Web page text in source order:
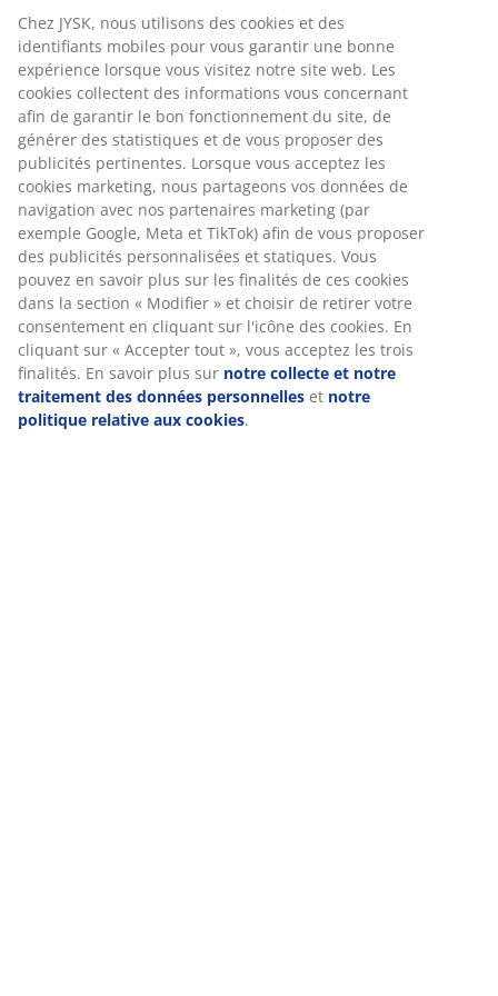
aurez largement le temps de préparer tous les
cadeaux sans vous sentir stressé. Profitez des soldes
tout au long de l'année, et si vous commencez à
planifier Noël en novembre, Black Friday est un bon
jour pour acheter la plupart des cadeaux. Acheter tôt
signifie souvent que vous pouvez économiser de
l'argent et éviter de payer le prix complet.
Lisez plus sur Black Friday chez JYSK
5. N'attendez pas la dernière minute
Ce conseil est similaire au précédent. De nombreuses
personnes finissent par faire des achats de dernière
minute parce qu'elles remettent à plus tard l'inévitable.
Préparez plutôt un plan de Noël comme nous vous le
Chez JYSK, nous utilisons des cookies et des
identifiants mobiles pour vous garantir une bonne
expérience lorsque vous visitez notre site web. Les
cookies collectent des informations vous concernant
afin de garantir le bon fonctionnement du site, de
générer des statistiques et de vous proposer des
publicités pertinentes. Lorsque vous acceptez les
cookies marketing, nous partageons vos données de
navigation avec nos partenaires marketing (par
exemple Google, Meta et TikTok) afin de vous proposer
des publicités personnalisées et statiques. Vous
pouvez en savoir plus sur les finalités de ces cookies
dans la section « Modifier » et choisir de retirer votre
consentement en cliquant sur l'icône des cookies. En
cliquant sur « Accepter tout », vous acceptez les trois
finalités. En savoir plus sur notre collecte et notre
traitement des données personnelles et notre
politique relative aux cookies.